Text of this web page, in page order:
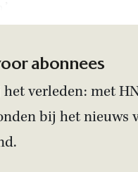
abonnees
verleden: met
bij het nieuws